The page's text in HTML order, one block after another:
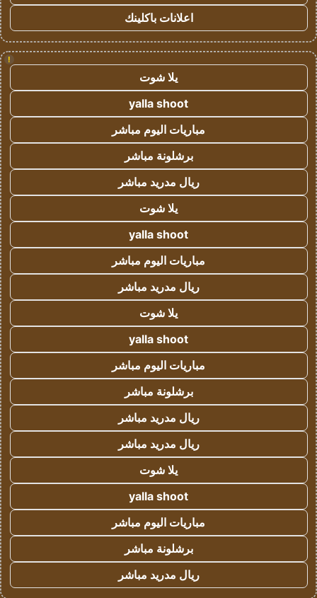
اعلانات باكلينك
!
يلا شوت
yalla shoot
مباريات اليوم مباشر
برشلونة مباشر
ريال مدريد مباشر
يلا شوت
yalla shoot
مباريات اليوم مباشر
ريال مدريد مباشر
يلا شوت
yalla shoot
مباريات اليوم مباشر
برشلونة مباشر
ريال مدريد مباشر
ريال مدريد مباشر
يلا شوت
yalla shoot
مباريات اليوم مباشر
برشلونة مباشر
ريال مدريد مباشر